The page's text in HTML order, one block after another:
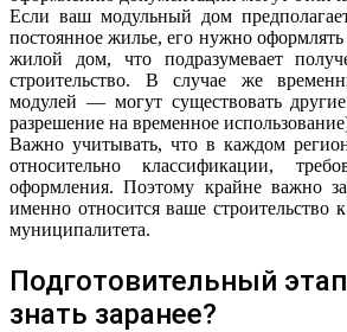
Если ваш модульный дом
постоянное жилье, его нужно
жилой дом, что подразумевает
строительство. В случае же
модулей — могут существовать
разрешение на временное
Важно учитывать, что в каждом
относительно классификации,
оформления. Поэтому крайне важно
именно относится ваше строительство
муниципалитета.
Подготовительный
знать заранее?